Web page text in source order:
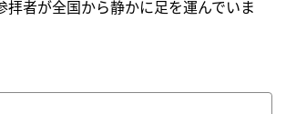
拝者が全国から静かに足を運んでいま